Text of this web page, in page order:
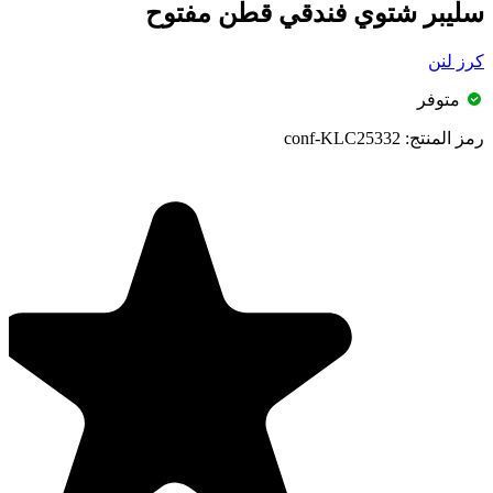
سليبر شتوي فندقي قطن مفتوح
كرز لنن
متوفر
رمز المنتج: conf-KLC25332